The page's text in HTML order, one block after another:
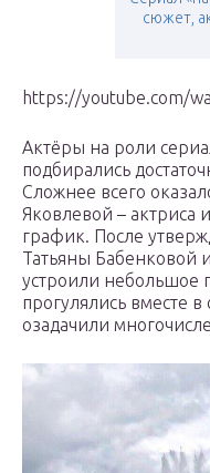
сюжет,
https://youtube.com/
Актёры на роли
подбирались
Сложнее всего
Яковлевой – актриса
график. После
Татьяны
устроили небольшое
прогулялись вместе
озадачили